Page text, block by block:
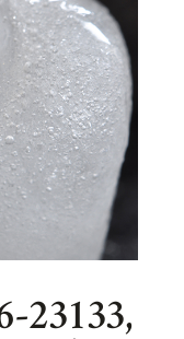
23133,